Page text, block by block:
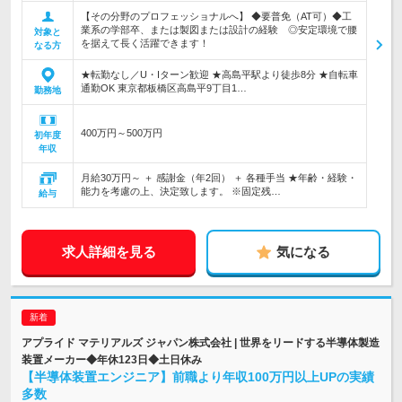
対象と
なる方
【その分野のプロフェッショナルへ】 ◆要普免（AT可）◆工
業系の学部卒、または製図または設計の経験 ◎安定環境で腰
を据えて長く活躍できます！
勤務地
★転勤なし／U・Iターン歓迎 ★高島平駅より徒歩8分 ★自転車
通勤OK 東京都板橋区高島平9丁目1…
初年度
年収
400万円～500万円
給与
月給30万円～ ＋ 感謝金（年2回） ＋ 各種手当 ★年齢・経験・
能力を考慮の上、決定致します。 ※固定残…
求人詳細を見る 気になる
アプライド マテリアルズ ジャパン株式会社 | 世界をリードする半導体製造
装置メーカー◆年休123日◆土日休み
【半導体装置エンジニア】前職より年収100万円以上UPの実績
多数